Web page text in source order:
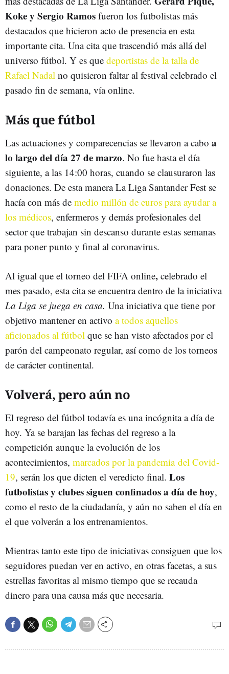
Koke y Sergio Ramos fueron los futbolistas más
destacados que hicieron acto de presencia en esta
importante cita. Una cita que trascendió más allá del
universo fútbol. Y es que deportistas de la talla de
Rafael Nadal no quisieron faltar al festival celebrado el
pasado fin de semana, vía online.
Más que fútbol
Las actuaciones y comparecencias se llevaron a cabo a
lo largo del día 27 de marzo. No fue hasta el día
siguiente, a las 14:00 horas, cuando se clausuraron las
donaciones. De esta manera La Liga Santander Fest se
hacía con más de medio millón de euros para ayudar a
los médicos, enfermeros y demás profesionales del
sector que trabajan sin descanso durante estas semanas
para poner punto y final al coronavirus.
Al igual que el torneo del FIFA online, celebrado el
mes pasado, esta cita se encuentra dentro de la iniciativa
La Liga se juega en casa. Una iniciativa que tiene por
objetivo mantener en activo a todos aquellos
aficionados al fútbol que se han visto afectados por el
parón del campeonato regular, así como de los torneos
de carácter continental.
Volverá, pero aún no
El regreso del fútbol todavía es una incógnita a día de
hoy. Ya se barajan las fechas del regreso a la
competición aunque la evolución de los
acontecimientos, marcados por la pandemia del Covid-
19, serán los que dicten el veredicto final. Los
futbolistas y clubes siguen confinados a día de hoy,
como el resto de la ciudadanía, y aún no saben el día en
el que volverán a los entrenamientos.
Mientras tanto este tipo de iniciativas consiguen que los
seguidores puedan ver en activo, en otras facetas, a sus
estrellas favoritas al mismo tiempo que se recauda
dinero para una causa más que necesaria.